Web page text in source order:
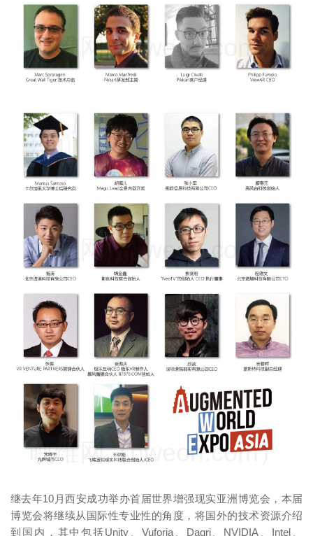
继去年10月西安成功举办首届世界增强现实亚洲博览会，本届
博览会将继续从国际性专业性的角度，将国外的技术资源介绍
到国内，其中包括Unity、Vuforia、Daqri、NVIDIA、Intel、
映维网（nweon.com）
映维网（nweon.com）
映维网（nweon.com）